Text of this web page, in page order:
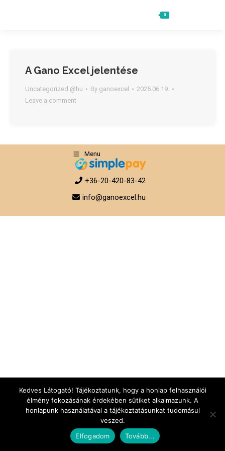
0
A Gano Excel jelentése
Uncategorized @hu By ganoexcel
2025.06.19.
Leave a comment
Menu
+36-20-420-83-42
info@ganoexcel.hu
Kedves Látogató! Tájékoztatunk, hogy a honlap felhasználói
élmény fokozásának érdekében sütiket alkalmazunk. A
honlapunk használatával a tájékoztatásunkat tudomásul
veszed.
Elfogadom
Tovább...